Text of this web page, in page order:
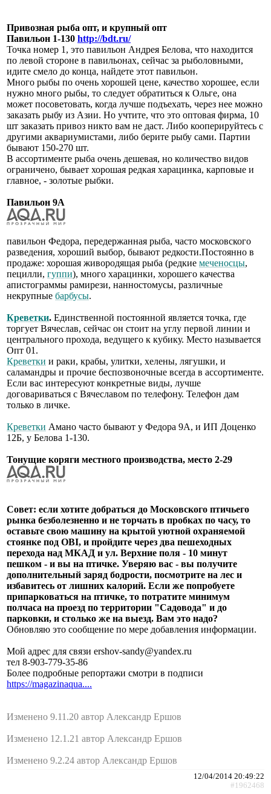
Привозная рыба опт, и крупный опт
Павильон 1-130 http://bdt.ru/
Точка номер 1, это павильон Андрея Белова, что находится
по левой стороне в павильонах, сейчас за рыболовными,
идите смело до конца, найдете этот павильон.
Много рыбы по очень хорошей цене, качество хорошее, если
нужно много рыбы, то следует обратиться к Ольге, она
может посоветовать, когда лучше подъехать, через нее можно
заказать рыбу из Азии. Но учтите, что это оптовая фирма, 10
шт заказать привоз никто вам не даст. Либо кооперируйтесь с
другими аквариумистами, либо берите рыбу сами. Партии
бывают 150-270 шт.
В ассортименте рыба очень дешевая, но количество видов
ограничено, бывает хорошая редкая харацинка, карповые и
главное, - золотые рыбки.
Павильон 9А
павильон Федора, передержанная рыба, часто московского
разведения, хороший выбор, бывают редкости.Постоянно в
продаже: хорошая живородящая рыба (редкие меченосцы,
пецилли, гуппи), много харацинки, хорошего качества
апистограммы рамирези, нанностомусы, различные
некрупные барбусы.
Креветки. Единственной постоянной является точка, где
торгует Вячеслав, сейчас он стоит на углу первой линии и
центрального прохода, ведущего к кубику. Место называется
Опт 01.
Креветки и раки, крабы, улитки, хелены, лягушки, и
саламандры и прочие беспозвоночные всегда в ассортименте.
Если вас интересуют конкретные виды, лучше
договариваться с Вячеславом по телефону. Телефон дам
только в личке.
Креветки Амано часто бывают у Федора 9А, и ИП Доценко
12Б, у Белова 1-130.
Тонущие коряги местного производства, место 2-29
Совет: если хотите добраться до Московского птичьего
рынка безболезненно и не торчать в пробках по часу, то
оставьте свою машину на крытой уютной охраняемой
стоянке под OBI, и пройдите через два пешеходных
перехода над МКАД и ул. Верхние поля - 10 минут
пешком - и вы на птичке. Уверяю вас - вы получите
дополнительный заряд бодрости, посмотрите на лес и
избавитесь от лишних калорий. Если же попробуете
припарковаться на птичке, то потратите минимум
полчаса на проезд по территории "Садовода" и до
парковки, и столько же на выезд. Вам это надо?
Обновляю это сообщение по мере добавления информации.
Мой адрес для связи ershov-sandy@yandex.ru
тел 8-903-779-35-86
Более подробные репортажи смотри в подписи
https://magazinaqua....
Изменено 9.11.20 автор Александр Ершов
Изменено 12.1.21 автор Александр Ершов
Изменено 9.2.24 автор Александр Ершов
12/04/2014 20:49:22
#1962468